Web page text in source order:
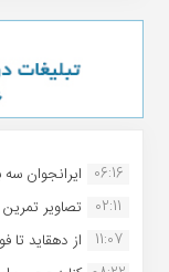
06:16 ایرانجوان
02:11
تصاویر
11:07
از دهقاید تا